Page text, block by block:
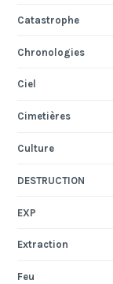
Catastrophe
Chronologies
Ciel
Cimetières
Culture
DESTRUCTION
EXP
Extraction
Feu